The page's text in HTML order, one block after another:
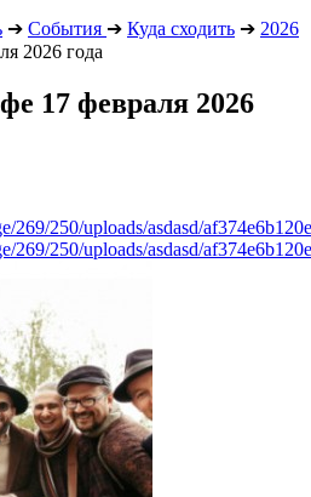
➔ События ➔ Куда сходить ➔ 2026
2026 года
17 февраля 2026
269/250/uploads/asdasd/
269/250/uploads/asdasd/